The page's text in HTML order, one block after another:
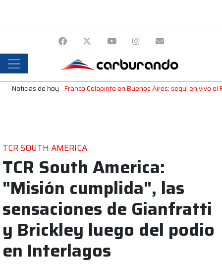
Noticias de hoy Franco Colapinto en Buenos Aires: seguí en vivo
TCR SOUTH AMERICA
TCR South America:
"Misión cumplida", las
sensaciones de Gianfratti
y Brickley luego del podio
en Interlagos